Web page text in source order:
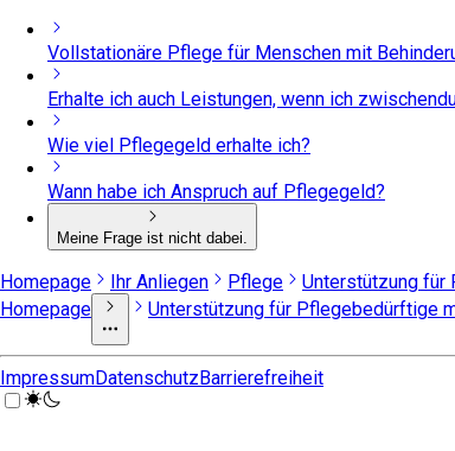
Vollstationäre Pflege für Menschen mit
Erhalte ich auch Leistungen, wenn ich
Wie viel Pflegegeld erhalte ich?
Wann habe ich Anspruch auf Pflegegeld?
Meine Frage ist nicht dabei.
Homepage Ihr Anliegen Pflege
Unterstützung für
Homepage
Unterstützung für Pflegebedürftige
ImpressumDatenschutzBarrierefreiheit